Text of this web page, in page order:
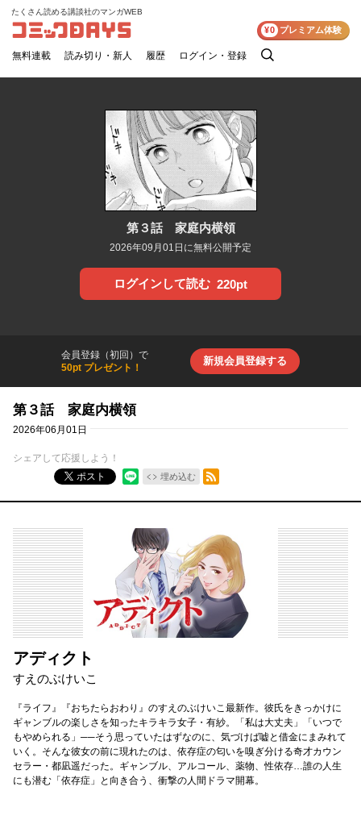
コミックDAYS
たくさん読める講談社のマンガWEB
無料連載 読み切り・新人 履歴 ログイン・登録
検
¥0 プレミアム体験
第３話 家庭内横領
2026年09月01日に無料公開予定
ログインして読む 220pt
会員登録（初回）で
50pt プレゼント！
新規会員登録する
第３話 家庭内横領
2026年06月01日
シェアして応援しよう！
ポスト
埋め込む
RSSフィード
アディクト
すえのぶけいこ
『ライフ』『おちたらおわり』のすえのぶけいこ最新作。彼氏をきっかけに
ギャンブルの楽しさを知ったキラキラ女子・有紗。「私は大丈夫」「いつで
もやめられる」──そう思っていたはずなのに、気づけば嘘と借金にまみれて
いく。そんな彼女の前に現れたのは、依存症の匂いを嗅ぎ分ける奇才カウン
セラー・都凪遥だった。ギャンブル、アルコール、薬物、性依存…誰の人生
にも潜む「依存症」と向き合う、衝撃の人間ドラマ開幕。